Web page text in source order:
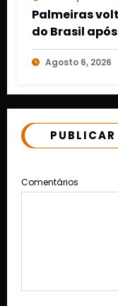
Palmeiras
do Brasil
retrospecto
Agosto 6, 2026
Comentários